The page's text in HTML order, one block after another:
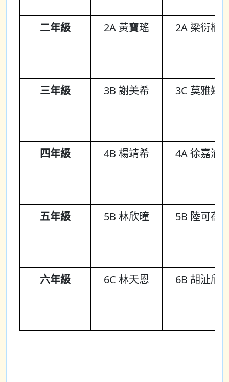
二年級 2A 黃寶瑤 2A 梁衍楠
三年級 3B 謝美希 3C 莫雅婷
四年級 4B 楊靖希 4A 徐嘉渝
五年級 5B 林欣曈 5B 陸可蓓
六年級 6C 林天恩 6B 胡沚欣